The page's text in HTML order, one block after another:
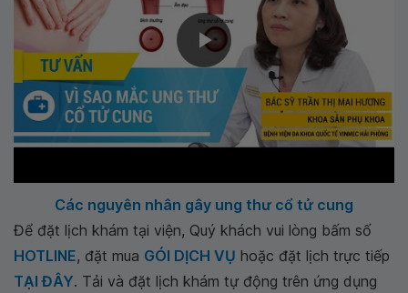
Các nguyên nhân gây ung thư cổ tử cung
Để đặt lịch khám tại viện, Quý khách vui lòng bấm số
HOTLINE, đặt mua GÓI DỊCH VỤ hoặc đặt lịch trực tiếp
TẠI ĐÂY. Tải và đặt lịch khám tự động trên ứng dụng